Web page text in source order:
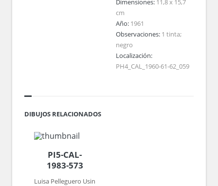
Dimensiones: 11,8 x 15,7
cm
Año: 1961
Observaciones: 1 tinta;
negro
Localización:
PH4_CAL_1960-61-62_059
DIBUJOS RELACIONADOS
PI5-CAL-
1983-573
Luisa Pelleguero Usin